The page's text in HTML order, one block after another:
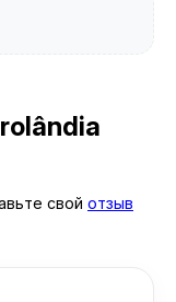
свой отзыв